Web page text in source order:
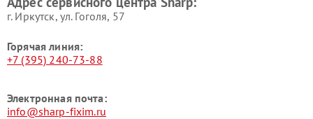
г. Иркутск, ул. ​Гоголя, 57
Горячая линия:
+7 (395) 240-73-88
Электронная почта:
info@sharp-fixim.ru